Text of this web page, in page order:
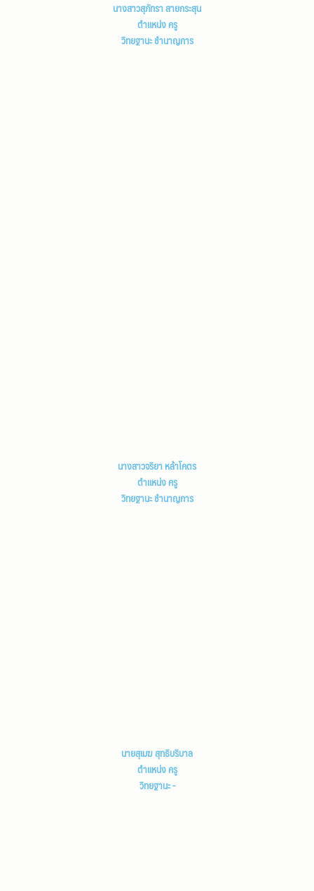
นางสาวสุภัทรา สายกระสุน
ตำแหน่ง ครู
วิทยฐานะ ชำนาญการ
นางสาวจริยา หล้าโคตร
ตำแหน่ง ครู
วิทยฐานะ ชำนาญการ
นายสุเมฆ สุทธิบริบาล
ตำแหน่ง ครู
วิทยฐานะ -